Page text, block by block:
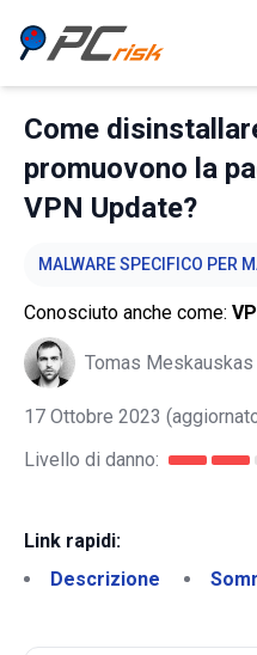
Come
promuovono la
VPN Update?
MALWARE SPECIFICO PER
Conosciuto anche come:
Tomas Meskauskas
17 Ottobre 2023
Livello di danno:
Link rapidi:
Descrizione